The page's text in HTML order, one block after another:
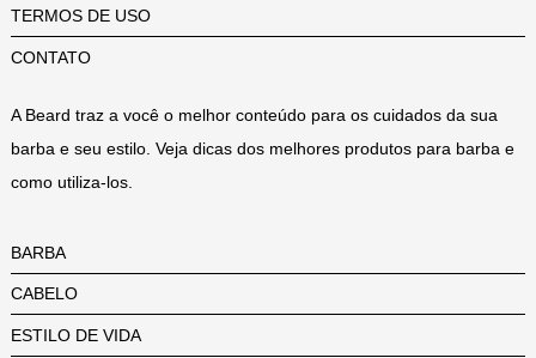
TERMOS DE USO
CONTATO
A Beard traz a você o melhor conteúdo para os cuidados da sua
barba e seu estilo. Veja dicas dos melhores produtos para barba e
como utiliza-los.
BARBA
CABELO
ESTILO DE VIDA